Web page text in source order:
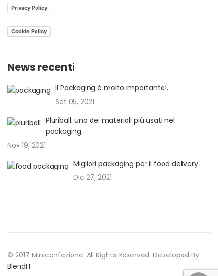
Privacy Policy
Cookie Policy
News recenti
Il Packaging è molto importante!.
Set 05, 2021
Pluriball: uno dei materiali più usati nel
packaging.
Nov 19, 2021
Migliori packaging per il food delivery.
Dic 27, 2021
© 2017 Miniconfezione. All Rights Reserved. Developed By
BlendIT